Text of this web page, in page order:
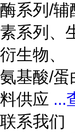
酶系列/辅
素系列、
衍生物、
氨基酸/蛋
料供应 ...
联系我们